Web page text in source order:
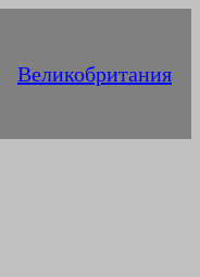
Великобритания